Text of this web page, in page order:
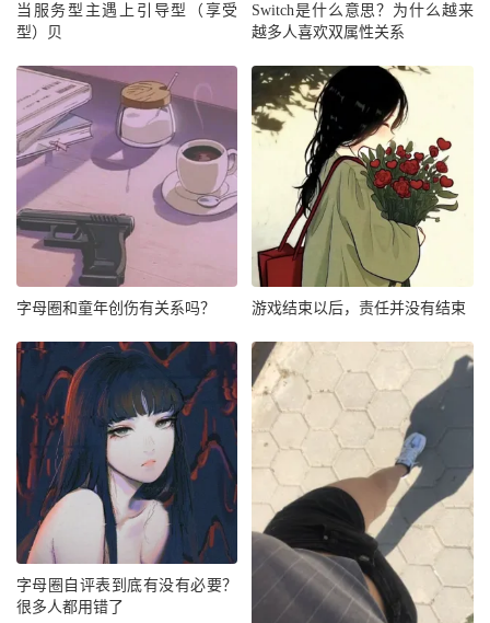
当服务型主遇上引导型（享受
型）贝
Switch是什么意思？为什么越来
越多人喜欢双属性关系
字母圈和童年创伤有关系吗？ 游戏结束以后，责任并没有结束
字母圈自评表到底有没有必要？
很多人都用错了